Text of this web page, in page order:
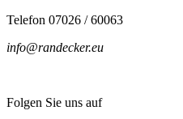
Telefon 07026 / 60063
info@randecker.eu
Folgen Sie uns auf